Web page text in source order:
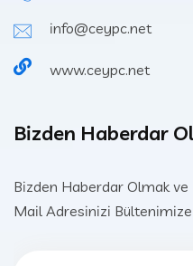
info@ceypc.net
www.ceypc.net
Bizden Haberdar
Bizden Haberdar Olmak
Mail Adresinizi Bültenimize